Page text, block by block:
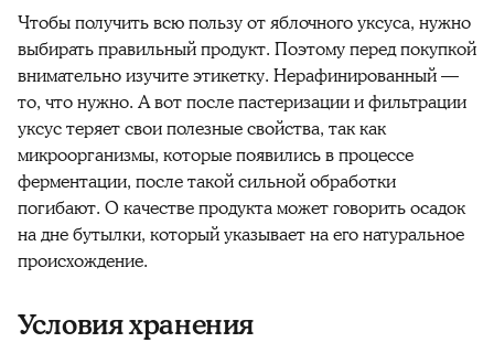
Чтобы получить всю пользу от яблочного уксуса, нужно
выбирать правильный продукт. Поэтому перед покупкой
внимательно изучите этикетку. Нерафинированный —
то, что нужно. А вот после пастеризации и фильтрации
уксус теряет свои полезные свойства, так как
микроорганизмы, которые появились в процессе
ферментации, после такой сильной обработки
погибают. О качестве продукта может говорить осадок
на дне бутылки, который указывает на его натуральное
происхождение.
Условия хранения